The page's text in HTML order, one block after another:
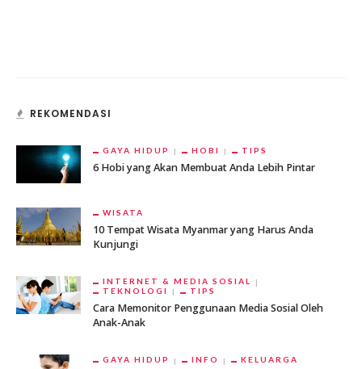
REKOMENDASI
GAYA HIDUP HOBI TIPS
6 Hobi yang Akan Membuat Anda Lebih Pintar
WISATA
10 Tempat Wisata Myanmar yang Harus Anda
Kunjungi
INTERNET & MEDIA SOSIAL
TEKNOLOGI
TIPS
Cara Memonitor Penggunaan Media Sosial Oleh
Anak-Anak
GAYA HIDUP INFO KELUARGA